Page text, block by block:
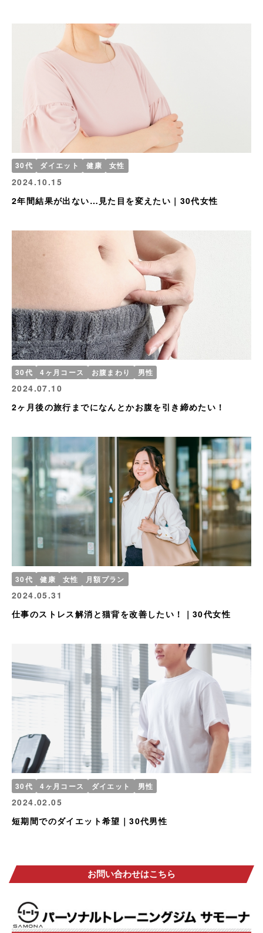
30代 ダイエット 健康 女性
2024.10.15
2年間結果が出ない…見た目を変えたい｜30代女性
30代 4ヶ月コース お腹まわり 男性
2024.07.10
2ヶ月後の旅行までになんとかお腹を引き締めたい！
30代 健康 女性 月額プラン
2024.05.31
仕事のストレス解消と猫背を改善したい！｜30代女性
30代 4ヶ月コース ダイエット 男性
2024.02.05
短期間でのダイエット希望｜30代男性
お問い合わせはこちら